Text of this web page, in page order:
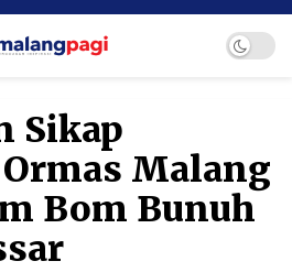
Sikap
Malang
Bom Bunuh